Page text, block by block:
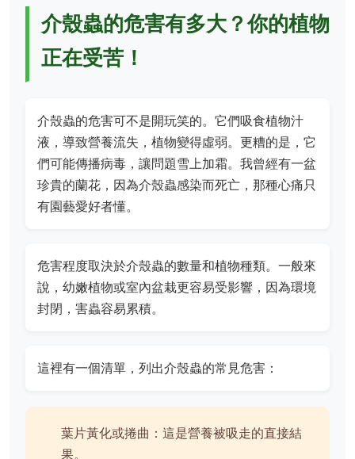
介殼蟲的危害有多大？你的植物
正在受苦！
介殼蟲的危害可不是開玩笑的。它們吸食植物汁
液，導致營養流失，植物變得虛弱。更糟的是，它
們可能傳播病毒，讓問題雪上加霜。我曾經有一盆
珍貴的蘭花，因為介殼蟲感染而死亡，那種心痛只
有園藝愛好者懂。
危害程度取決於介殼蟲的數量和植物種類。一般來
說，幼嫩植物或室內盆栽更容易受影響，因為環境
封閉，害蟲容易累積。
這裡有一個清單，列出介殼蟲的常見危害：
葉片黃化或捲曲：這是營養被吸走的直接結
果。